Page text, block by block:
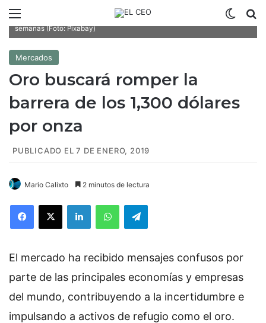
El metal dorado buscará establecer un nuevo máximo de las últimas
semanas (Foto: Pixabay)
Mercados
Oro buscará romper la
barrera de los 1,300 dólares
por onza
PUBLICADO EL 7 DE ENERO, 2019
Mario Calixto 2 minutos de lectura
El mercado ha recibido mensajes confusos por
parte de las principales economías y empresas
del mundo, contribuyendo a la incertidumbre e
impulsando a activos de refugio como el oro.